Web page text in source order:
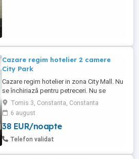
Cazare regim hotelier 2 camere
City Park
Cazare regim hotelier in zona City Mall. Nu
se închiriază pentru petreceri. Nu se
primesc escorte Pana în 3 zile - 250 lei
Peste 3 zile - 200 lei Iulie și august- 300 lei
Apartamentul este complet mobilat si
utilat modern si foarte curat, totul nou.
Încălzirea si apa caldă se face cu centrală
Tomis 3, Constanta, Constanta
6 august
38 EUR/noapte
Telefon validat